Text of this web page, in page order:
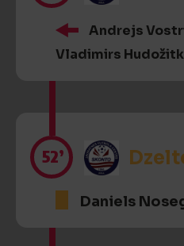
Andrejs
Vladimirs
52’
Daniels